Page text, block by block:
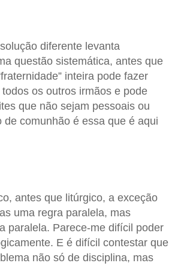
diferente levanta
questão sistemática, antes que
inteira pode fazer
os outros irmãos e pode
que não sejam pessoais ou
de comunhão é essa que é aqui
antes que litúrgico, a exceção
uma regra paralela, mas
paralela. Parece-me difícil poder
E é difícil contestar que
não só de disciplina, mas